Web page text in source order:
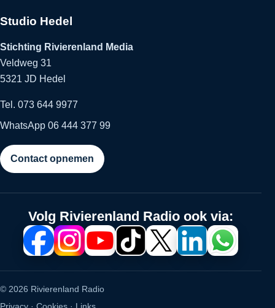
Studio Hedel
Stichting Rivierenland Media
Veldweg 31
5321 JD Hedel
Tel. 073 644 9977
WhatsApp 06 444 377 99
Contact opnemen
Volg Rivierenland Radio ook via:
© 2026 Rivierenland Radio
Privacy · Cookies · Links